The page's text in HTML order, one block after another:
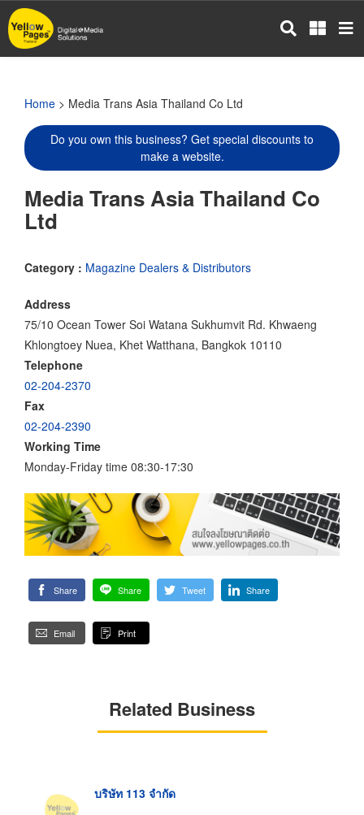
Skip
to
main
Home > Media Trans Asia Thailand Co Ltd
Do you own this business? Get special discounts to
make a website.
Media Trans Asia Thailand Co
Ltd
Category : Magazine Dealers & Distributors
Address
75/10 Ocean Tower Soi Watana Sukhumvit Rd. Khwaeng
Khlongtoey Nuea, Khet Watthana, Bangkok 10110
Telephone
02-204-2370
Fax
02-204-2390
Working Time
Monday-Friday time 08:30-17:30
Share Share Tweet Share
Email Print
Related Business
บริษัท 113 จำกัด